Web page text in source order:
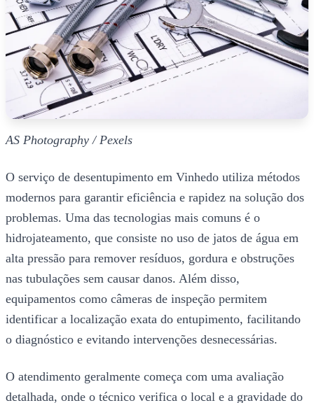
AS Photography / Pexels
O serviço de desentupimento em Vinhedo utiliza métodos
modernos para garantir eficiência e rapidez na solução dos
problemas. Uma das tecnologias mais comuns é o
hidrojateamento, que consiste no uso de jatos de água em
alta pressão para remover resíduos, gordura e obstruções
nas tubulações sem causar danos. Além disso,
equipamentos como câmeras de inspeção permitem
identificar a localização exata do entupimento, facilitando
o diagnóstico e evitando intervenções desnecessárias.
O atendimento geralmente começa com uma avaliação
detalhada, onde o técnico verifica o local e a gravidade do